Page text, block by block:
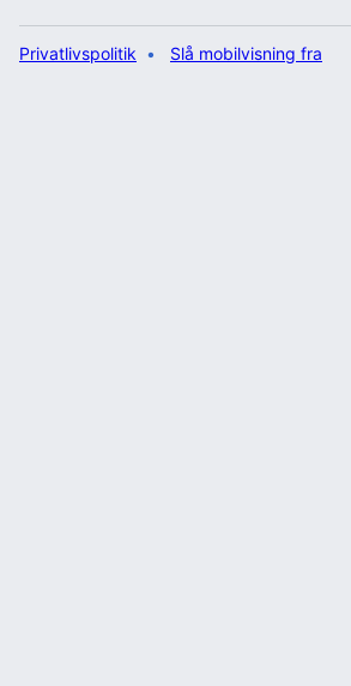
Privatlivspolitik Slå mobilvisning fra